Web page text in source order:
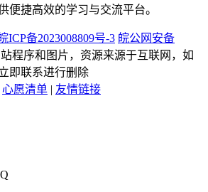
便捷高效的学习与交流平台。
ICP备2023008809号-3 皖公网安备
站程序和图片，资源来源于互联网，如
即联系进行删除
心愿清单 | 友情链接